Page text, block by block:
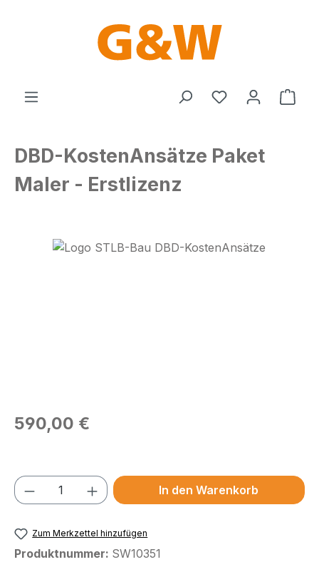
Du hast 0
DBD-KostenAnsätze Paket
Maler - Erstlizenz
Bildergalerie überspringen
Regulärer Preis:
590,00 €
Produkt Anzahl: Gib den gewünschten
In den Warenkorb
Zum Merkzettel hinzufügen
Produktnummer: SW10351